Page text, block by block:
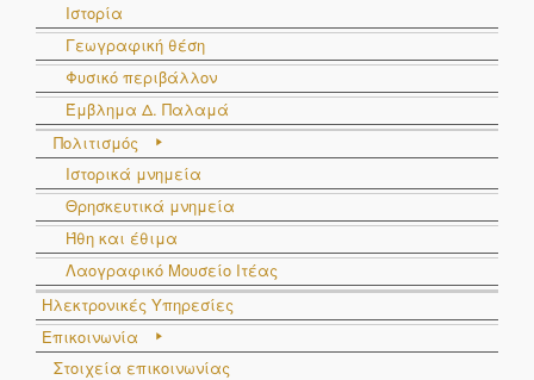
Ιστορία
Γεωγραφική θέση
Φυσικό περιβάλλον
Έμβλημα Δ. Παλαμά
Πολιτισμός
Ιστορικά μνημεία
Θρησκευτικά μνημεία
Ήθη και έθιμα
Λαογραφικό Μουσείο Ιτέας
Ηλεκτρονικές Υπηρεσίες
Επικοινωνία
Στοιχεία επικοινωνίας